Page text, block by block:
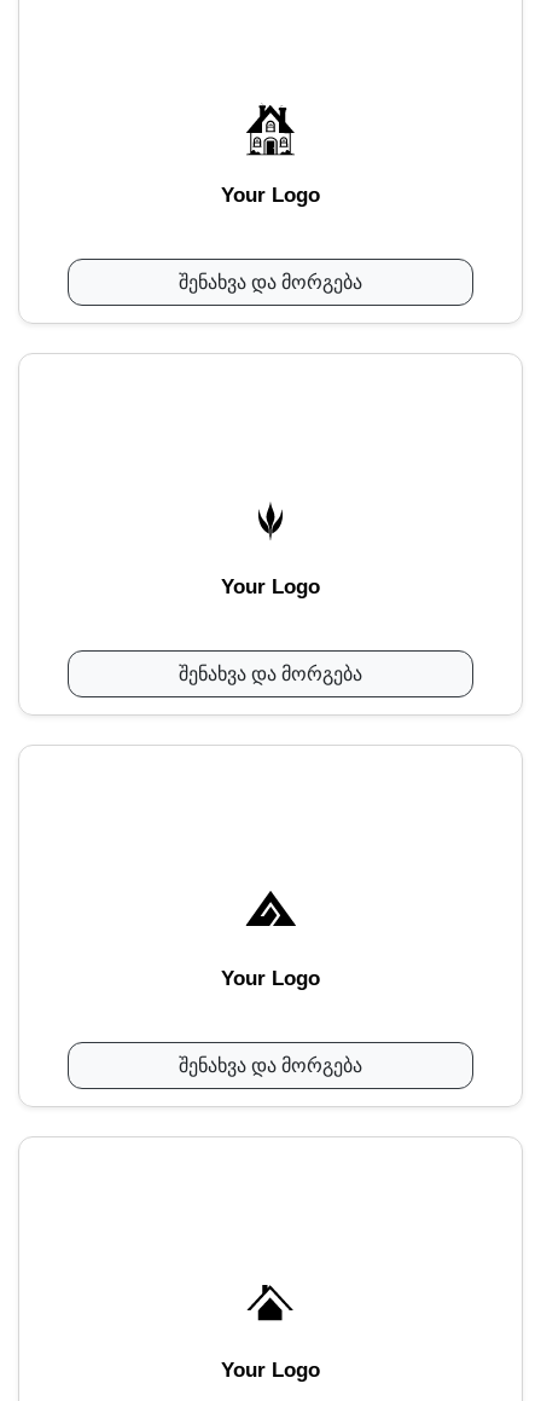
Your Logo
შენახვა და მორგება
Your Logo
შენახვა და მორგება
Your Logo
შენახვა და მორგება
Your Logo